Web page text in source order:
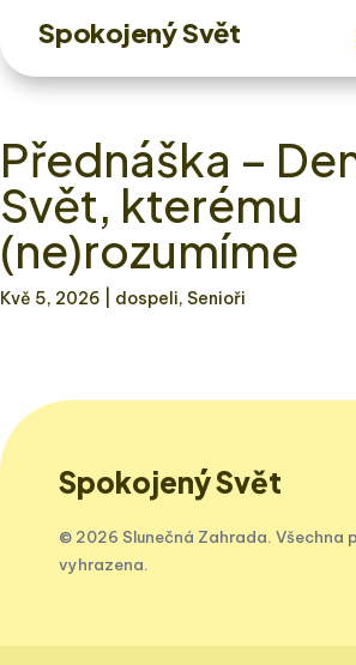
Spokojený Svět
Přednáška –
Svět, kterému
(ne)rozumíme
Kvě 5, 2026 | dospeli, Senioři
Spokojený Svět
© 2026 Slunečná Zahrada. Všechna
vyhrazena.